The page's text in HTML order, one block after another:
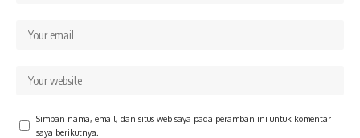
Simpan nama, email, dan situs web saya pada peramban ini untuk komentar
saya berikutnya.